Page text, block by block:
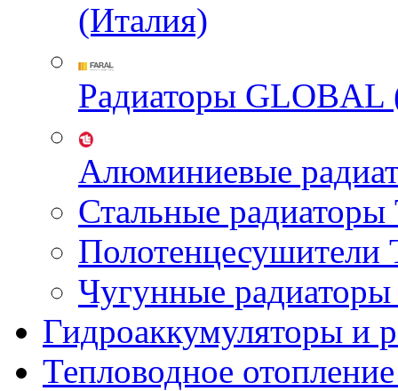
(Италия)
Радиаторы GLOBAL
Алюминиевые
Стальные
Чугунные
Гидроаккумуляторы и
Тепловодное